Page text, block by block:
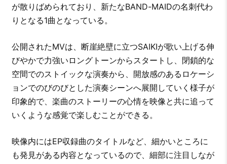
が散りばめられており、新たなBAND-MAIDの名刺代わ
りとなる1曲となっている。
公開されたMVは、断崖絶壁に立つSAIKIが歌い上げる伸
びやかで力強いロングトーンからスタートし、閉鎖的な
空間でのストイックな演奏から、開放感のあるロケーシ
ョンでのびのびとした演奏シーンへ展開していく様子が
印象的で、楽曲のストーリーの心情を映像と共に追って
いくような感覚で楽しむことができる。
映像内にはEP収録曲のタイトルなど、細かいところに
も発見がある内容となっているので、細部に注目しなが